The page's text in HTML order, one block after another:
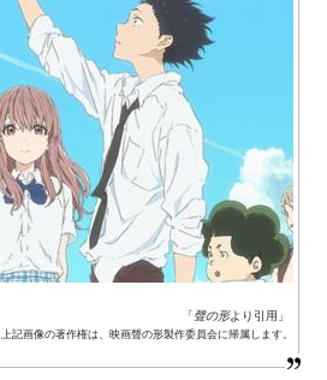
「聲の形より引用」
上記画像の著作権は、映画聲の形製作委員会に帰属します。